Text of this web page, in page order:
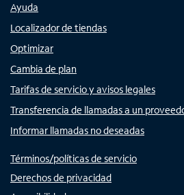
Ayuda
Localizador de tiendas
Optimizar
Cambia de plan
Tarifas de servicio y avisos legales
Transferencia de llamadas a un
Informar llamadas no deseadas
Términos/políticas de servicio
Derechos de privacidad